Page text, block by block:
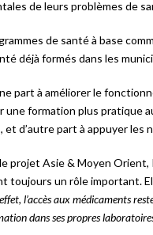
de leurs problèmes de
de santé à base
déjà formés dans les
part à améliorer le
une formation plus pratique
et d’autre part à appuyer les
projet Asie & Moyen Orient,
toujours un rôle important.
l’accès aux médicaments
dans ses propres